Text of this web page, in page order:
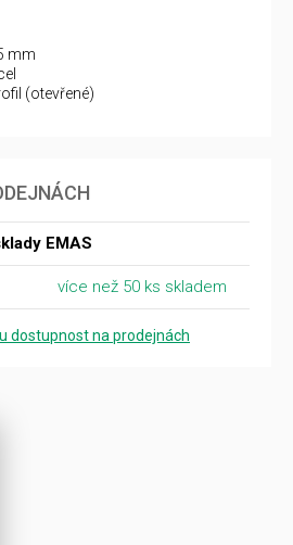
mm
(otevřené)
EMAS
více než 50 ks skladem
dostupnost na prodejnách